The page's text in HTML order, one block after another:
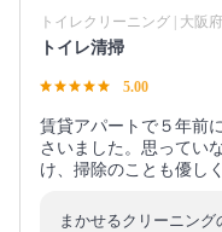
トイレクリーニング | 大阪府
トイレ清掃
5.00
賃貸アパートで５年前
さいました。思ってい
け、掃除のことも優し
まかせるクリーニング